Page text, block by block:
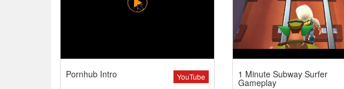
YouTube
Pornhub Intro 1 Minute Subway Surfer
Gameplay